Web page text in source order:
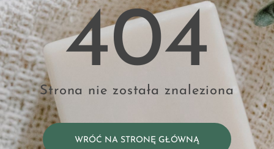
404
Strona nie została znaleziona
WRÓĆ NA STRONĘ GŁÓWNĄ